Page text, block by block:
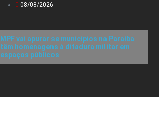
08/08/2026
MPF vai apurar se municípios na Paraíba
têm homenagens à ditadura militar em
espaços públicos